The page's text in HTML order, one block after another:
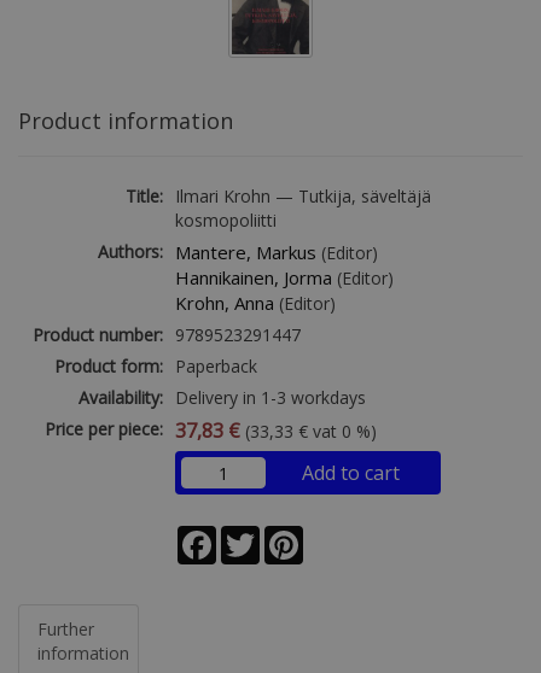
Product information
Title:
Ilmari Krohn — Tutkija, säveltäjä
kosmopoliitti
Authors: Mantere, Markus (Editor)
Hannikainen, Jorma (Editor)
Krohn, Anna (Editor)
Product number: 9789523291447
Product form:
Paperback
Availability:
Delivery in 1-3 workdays
Price per piece: 37,83 € (33,33 € vat 0 %)
Add to cart
Facebook
Twitter
Further
information